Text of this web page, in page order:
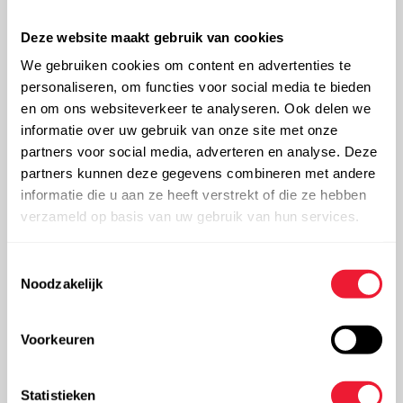
Deze website maakt gebruik van cookies
We gebruiken cookies om content en advertenties te
personaliseren, om functies voor social media te bieden
en om ons websiteverkeer te analyseren. Ook delen we
informatie over uw gebruik van onze site met onze
partners voor social media, adverteren en analyse. Deze
partners kunnen deze gegevens combineren met andere
informatie die u aan ze heeft verstrekt of die ze hebben
verzameld op basis van uw gebruik van hun services.
Noodzakelijk
Voorkeuren
Statistieken
goede banen te leiden.
Bestellen